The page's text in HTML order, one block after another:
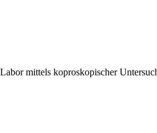
mittels koproskopischer